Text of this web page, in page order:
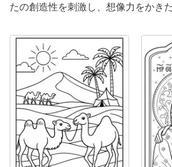
たの創造性を刺激し、想像力をかき